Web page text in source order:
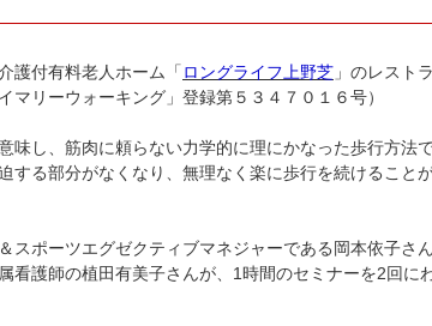
護付有料老人ホーム「 ロングライフ上野芝 」のレスト
リーウォーキング」登録第５３４７０１６号）
し、筋肉に頼らない力学的に理にかなった歩行方法
る部分がなくなり、無理なく楽に歩行を続けること
ポーツエグゼクティブマネジャーである岡本依子さ
護師の植田有美子さんが、1時間のセミナーを2回に